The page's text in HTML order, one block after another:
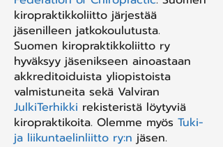
kiropraktikkoliitto järjestää
jäsenilleen jatkokoulutusta.
Suomen kiropraktikkoliitto ry
hyväksyy jäsenikseen ainoastaan
akkreditoiduista yliopistoista
valmistuneita sekä Valviran
JulkiTerhikki rekisteristä löytyviä
kiropraktikoita. Olemme myös Tuki-
ja liikuntaelinliitto ry:n jäsen.